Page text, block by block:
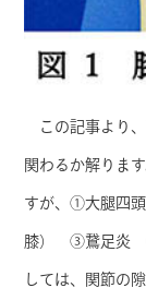
この記事より、
関わるか解りま
すが、①大腿四
膝） ③鵞足炎 ④
しては、関節の